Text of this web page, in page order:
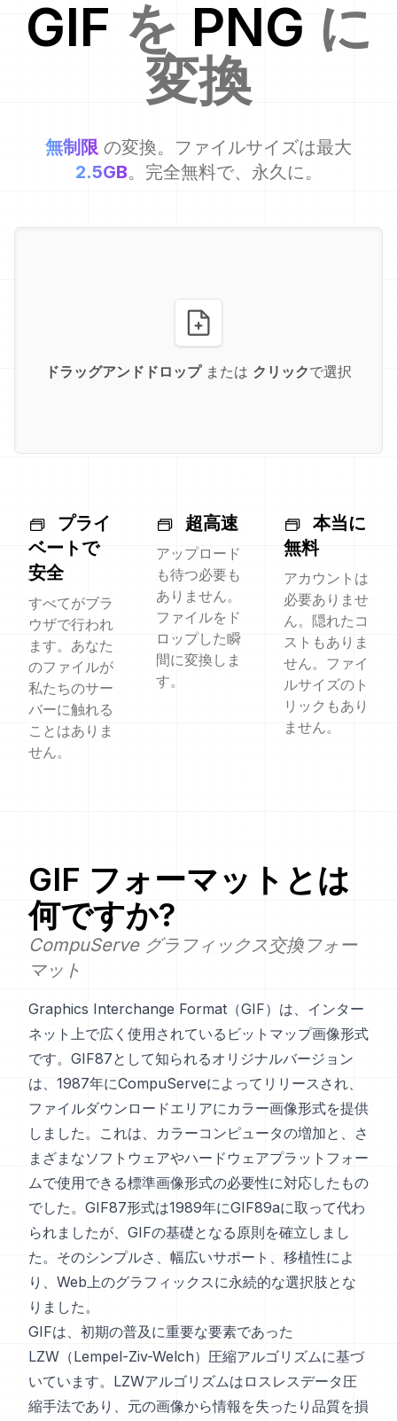
GIF を PNG に
変換
無制限 の変換。ファイルサイズは最大
2.5GB。完全無料で、永久に。
ドラッグアンドドロップ または クリックで選択
プライ
ベートで
安全
すべてがブラ
ウザで行われ
ます。あなた
のファイルが
私たちのサー
バーに触れる
ことはありま
せん。
超高速
アップロード
も待つ必要も
ありません。
ファイルをド
ロップした瞬
間に変換しま
す。
本当に
無料
アカウントは
必要ありませ
ん。隠れたコ
ストもありま
せん。ファイ
ルサイズのト
リックもあり
ません。
GIF フォーマットとは
何ですか?
CompuServe グラフィックス交換フォー
マット
Graphics Interchange Format（GIF）は、インター
ネット上で広く使用されているビットマップ画像形式
です。GIF87として知られるオリジナルバージョン
は、1987年にCompuServeによってリリースされ、
ファイルダウンロードエリアにカラー画像形式を提供
しました。これは、カラーコンピュータの増加と、さ
まざまなソフトウェアやハードウェアプラットフォー
ムで使用できる標準画像形式の必要性に対応したもの
でした。GIF87形式は1989年にGIF89aに取って代わ
られましたが、GIFの基礎となる原則を確立しまし
た。そのシンプルさ、幅広いサポート、移植性によ
り、Web上のグラフィックスに永続的な選択肢とな
りました。
GIFは、初期の普及に重要な要素であった
LZW（Lempel-Ziv-Welch）圧縮アルゴリズムに基づ
いています。LZWアルゴリズムはロスレスデータ圧
縮手法であり、元の画像から情報を失ったり品質を損